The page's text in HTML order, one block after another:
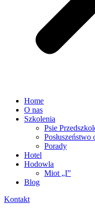
Home
O nas
Szkolenia
Psie
Posłuszeństwo
Porady
Hotel
Hodowla
Miot „I”
Blog
Kontakt